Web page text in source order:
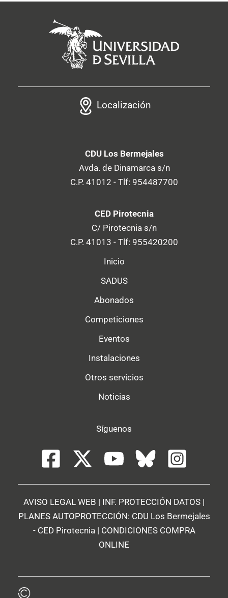
Localización
CDU Los Bermejales
Avda. de Dinamarca s/n
C.P. 41012 - Tlf: 954487700
CED Pirotecnia
C/ Pirotecnia s/n
C.P. 41013 - Tlf: 955420200
Inicio
SADUS
Abonados
Competiciones
Eventos
Instalaciones
Otros servicios
Noticias
Síguenos
AVISO LEGAL WEB | INF. PROTECCIÓN DATOS |
PLANES AUTOPROTECCIÓN: CDU Los Bermejales
- CED Pirotecnia| CONDICIONES COMPRA
ONLINE